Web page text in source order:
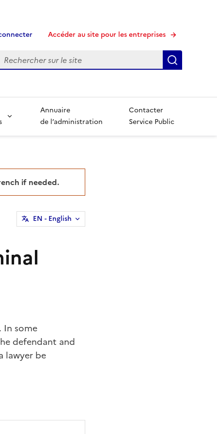
Accéder au site pour les entreprises
Recherche
Annuaire
de l’administration
Contacter
Service Public
if needed.
EN - English
. In some
defendant and
lawyer be